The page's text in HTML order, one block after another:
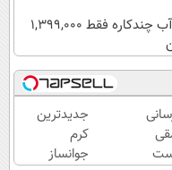
شیر آب چندکاره فقط 1,399,000
جدیدترین
کرم
جوانساز